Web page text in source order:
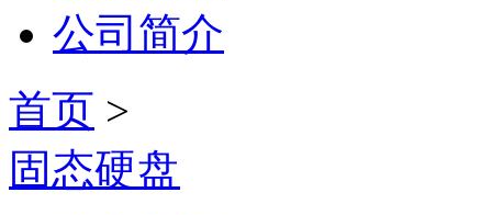
公司简介
首页 >
固态硬盘